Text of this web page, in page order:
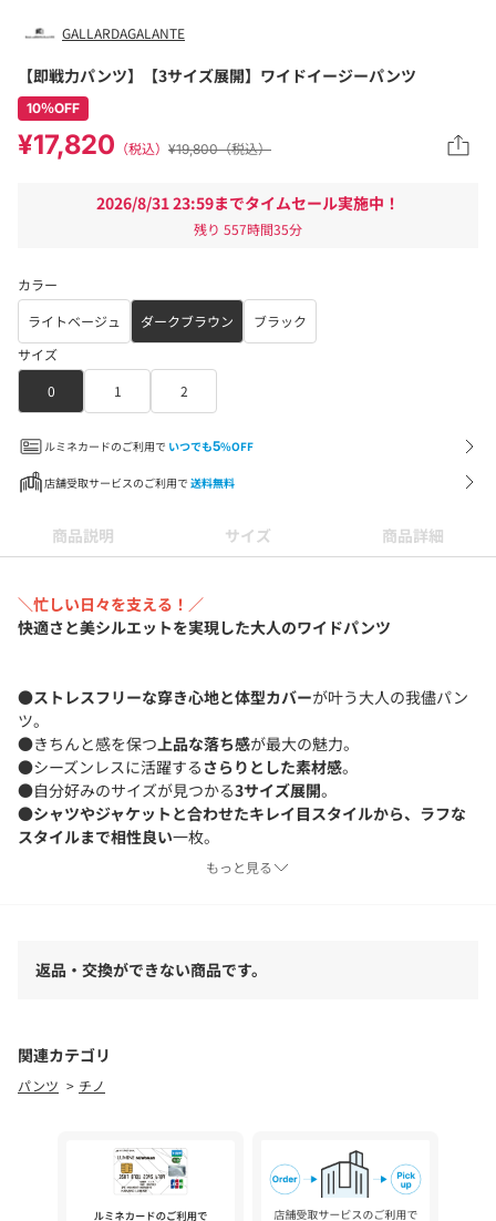
GALLARDAGALANTE
【即戦力パンツ】【3サイズ展開】ワイドイージーパンツ
10％OFF
¥17,820 （税込） ¥19,800（税込）
2026/8/31 23:59までタイムセール実施中！
残り 557時間35分
カラー
ライトベージュ
ダークブラウン
ブラック
サイズ
0
1 2
ルミネカードのご利用で いつでも5%OFF
店舗受取サービスのご利用で 送料無料
商品説明 サイズ 商品詳細
＼忙しい日々を支える！／
快適さと美シルエットを実現した大人のワイドパンツ
●ストレスフリーな穿き心地と体型カバーが叶う大人の我儘パン
ツ。
●きちんと感を保つ上品な落ち感が最大の魅力。
●シーズンレスに活躍する さらりとした素材感。
●自分好みのサイズが見つかる3サイズ展開。
●シャツやジャケットと合わせたキレイ目スタイルから、ラフな
スタイルまで相性良い一枚。
●1本持っていると安心する、
ワードローブの即戦力パンツ
■裏地：なし
▼おすすめのスタイリングアイテム
GGZ1061407A0001ハーフスリーブジャケット
GGZ1061305A0001ペーパーヤーンメッシュニット
※画像の商品はサンプルです。
実際の商品と仕様、加工などが若干異なる場合があります。
もっと見る
返品・交換ができない商品です。
関連カテゴリ
パンツ チノ